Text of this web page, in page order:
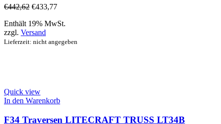
€442,62 €433,77
Enthält 19% MwSt.
zzgl. Versand
Lieferzeit: nicht angegeben
Quick view
In den Warenkorb
F34 Traversen LITECRAFT TRUSS LT34B